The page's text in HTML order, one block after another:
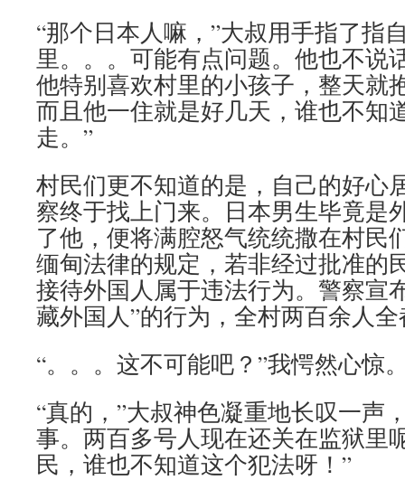
“那个日本人嘛，”大叔用手指了指
里。。。可能有点问题。他也不说
他特别喜欢村里的小孩子，整天就
而且他一住就是好几天，谁也不知
走。”
村民们更不知道的是，自己的好心
察终于找上门来。日本男生毕竟是
了他，便将满腔怒气统统撒在村民
缅甸法律的规定，若非经过批准的
接待外国人属于违法行为。警察宣
藏外国人”的行为，全村两百余人
“。。。这不可能吧？”我愕然心惊
“真的，”大叔神色凝重地长叹一声
事。两百多号人现在还关在监狱里
民，谁也不知道这个犯法呀！”